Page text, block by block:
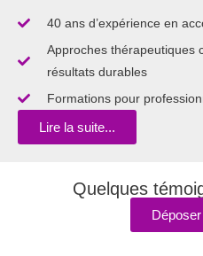
40 ans d’expérience en
Approches thérapeutiques
résultats durables
Formations pour
Lire la suite...
Quelques